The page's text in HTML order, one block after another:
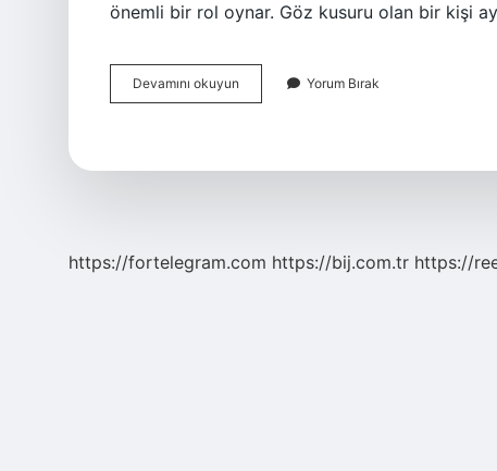
önemli bir rol oynar. Göz kusuru olan bir kişi
Devamını okuyun
Kayması
Yorum Bırak
https://fortelegram.com https://bij.com.tr https://